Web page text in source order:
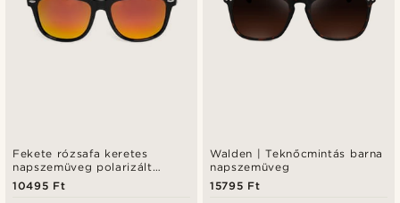
Fekete rózsafa keretes
napszemüveg polarizált
lencsékkel
10495 Ft
Walden | Teknőcmintás barna
napszemüveg
15795 Ft